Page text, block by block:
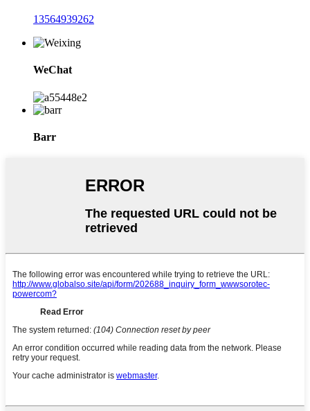
13564939262
WeChat
Barr